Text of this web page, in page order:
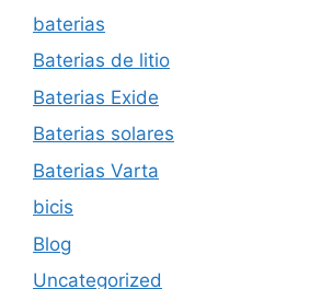
baterias
Baterias de litio
Baterias Exide
Baterias solares
Baterias Varta
bicis
Blog
Uncategorized